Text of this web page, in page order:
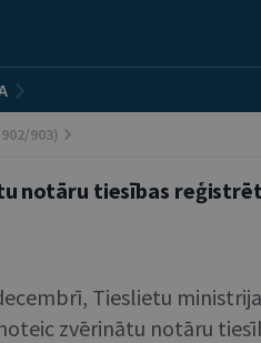
903)
notāru tiesības
Tieslietu
zvērinātu notāru